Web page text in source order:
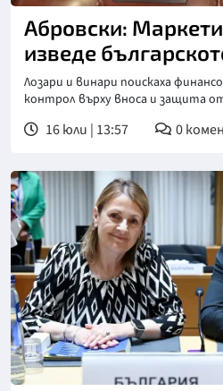
Абровски:
изведе
Лозари и винари поискаха
контрол върху вноса и защита
16 юли | 13:57 0